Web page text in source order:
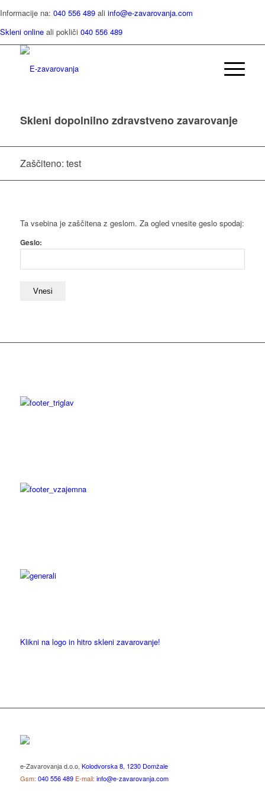
Informacije na: 040 556 489 ali info@e-zavarovanja.com
Skleni online ali pokliči 040 556 489
Skleni dopolnilno zdravstveno zavarovanje
Zaščiteno: test
Ta vsebina je zaščitena z geslom. Za ogled vnesite geslo spodaj:
Geslo:
Klikni na logo in hitro skleni zavarovanje!
e-Zavarovanja d.o.o, Kolodvorska 8, 1230 Domžale
Gsm: 040 556 489 E-mail: info@e-zavarovanja.com